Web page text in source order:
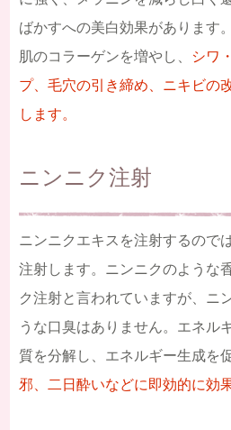
ばかすへの美白効果があります
肌のコラーゲンを増やし、
シワ
プ、毛穴の引き締め、ニキビの
します。
ニンニク注射
ニンニクエキスを注射するので
注射します。ニンニクのような
ク注射と言われていますが、ニ
うな口臭はありません。エネル
質を分解し、エネルギー生成を
邪、二日酔いなどに即効的に効